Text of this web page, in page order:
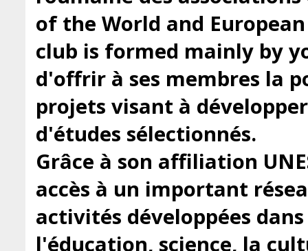
of the World and
club is formed mainly by
d'offrir à ses membres la
projets visant à
d'études sélectionnés.
Grâce à son affiliation
accès à un important
activités développées
l'éducation, science, la